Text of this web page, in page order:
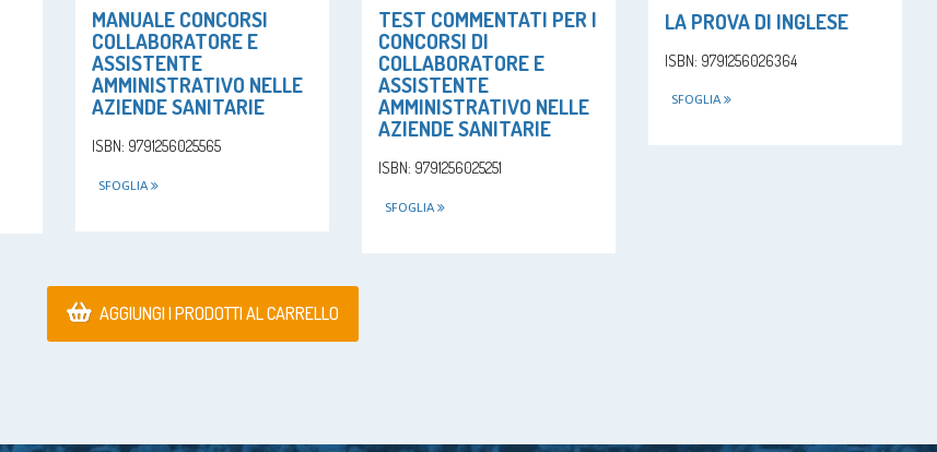
MANUALE CONCORSI
COLLABORATORE E
ASSISTENTE
AMMINISTRATIVO NELLE
AZIENDE SANITARIE
ISBN: 9791256025565
SFOGLIA
TEST COMMENTATI PER I
CONCORSI DI
COLLABORATORE E
ASSISTENTE
AMMINISTRATIVO NELLE
AZIENDE SANITARIE
ISBN: 9791256025251
SFOGLIA
LA PROVA DI INGLESE
ISBN: 9791256026364
SFOGLIA
AGGIUNGI I PRODOTTI AL CARRELLO